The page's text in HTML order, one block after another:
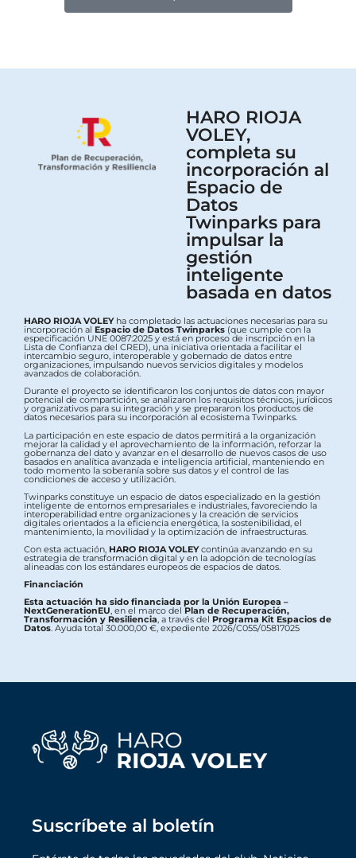
HARO RIOJA
VOLEY,
completa su
incorporación al
Espacio de
Datos
Twinparks para
impulsar la
gestión
inteligente
basada en datos
HARO RIOJA VOLEYha completado las actuaciones necesarias para su
incorporación al Espacio de Datos Twinparks (que cumple con la
especificación UNE 0087:2025 y está en proceso de inscripción en la
Lista de Confianza del CRED), una iniciativa orientada a facilitar el
intercambio seguro, interoperable y gobernado de datos entre
organizaciones, impulsando nuevos servicios digitales y modelos
avanzados de colaboración.
Durante el proyecto se identificaron los conjuntos de datos con mayor
potencial de compartición, se analizaron los requisitos técnicos, jurídicos
y organizativos para su integración y se prepararon los productos de
datos necesarios para su incorporación al ecosistema Twinparks.
La participación en este espacio de datos permitirá a la organización
mejorar la calidad y el aprovechamiento de la información, reforzar la
gobernanza del dato y avanzar en el desarrollo de nuevos casos de uso
basados en analítica avanzada e inteligencia artificial, manteniendo en
todo momento la soberanía sobre sus datos y el control de las
condiciones de acceso y utilización.
Twinparks constituye un espacio de datos especializado en la gestión
inteligente de entornos empresariales e industriales, favoreciendo la
interoperabilidad entre organizaciones y la creación de servicios
digitales orientados a la eficiencia energética, la sostenibilidad, el
mantenimiento, la movilidad y la optimización de infraestructuras.
Con esta actuación, HARO RIOJA VOLEYcontinúa avanzando en su
estrategia de transformación digital y en la adopción de tecnologías
alineadas con los estándares europeos de espacios de datos.
Financiación
Esta actuación ha sido financiada por la Unión Europea –
NextGenerationEU, en el marco del Plan de Recuperación,
Transformación y Resiliencia, a través del Programa Kit Espacios de
Datos. Ayuda total 30.000,00 €, expediente 2026/C055/05817025
Suscríbete al boletín